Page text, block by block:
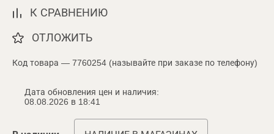
К СРАВНЕНИЮ
ОТЛОЖИТЬ
Код товара — 7760254 (называйте при заказе по телефону)
Дата обновления цен и наличия:
08.08.2026 в 18:41